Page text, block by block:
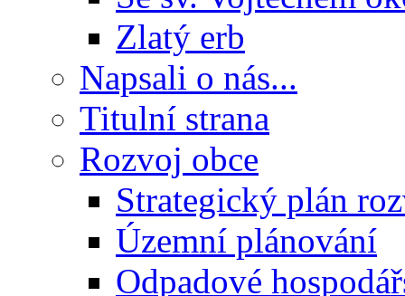
Zlatý erb
Napsali o nás...
Titulní strana
Rozvoj obce
Strategický plán
Územní plánování
Odpadové